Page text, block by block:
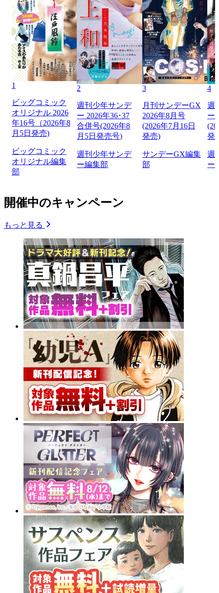
1
ビッグコミック
オリジナル 2026
年16号（2026年8
月5日発売)
ビッグコミック
オリジナル編集
部
2
週刊少年サンデ
ー 2026年36･37
合併号(2026年8
月5日発売号)
週刊少年サンデ
ー編集部
3
月刊サンデーGX
2026年8月号
(2026年7月16日
発売)
サンデーGX編集
部
4
週
ー
発
週
ー
開催中のキャンペーン
もっと見る